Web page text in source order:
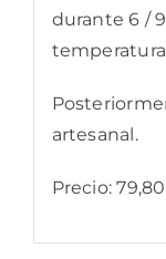
durante 6 /
artesanal.
Precio: